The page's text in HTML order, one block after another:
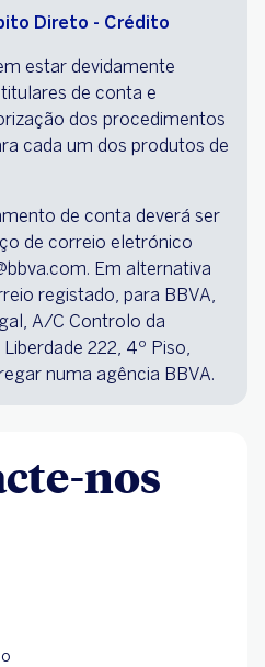
Direto - Crédito
estar devidamente
de conta e
dos procedimentos
cada um dos produtos de
de conta deverá ser
de correio eletrónico
Em alternativa
registado, para BBVA,
A/C Controlo da
222, 4º Piso,
numa agência BBVA.
nos